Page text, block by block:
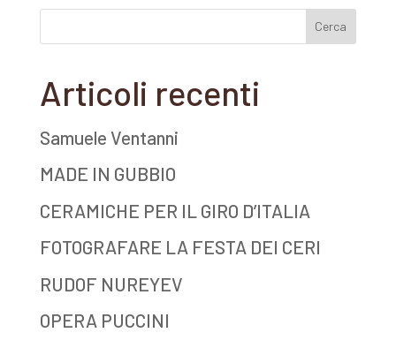
Articoli recenti
Samuele Ventanni
MADE IN GUBBIO
CERAMICHE PER IL GIRO D’ITALIA
FOTOGRAFARE LA FESTA DEI CERI
RUDOF NUREYEV
OPERA PUCCINI